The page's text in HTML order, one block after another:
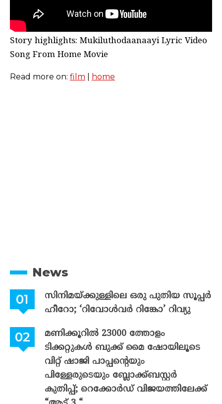
Story highlights: Mukiluthodaanaayi Lyric Video
Song From Home Movie
Read more on: film home
News
സിനിമയ്ക്കുള്ളിലെ ഒരു പുതിയ സൂപ്പർ
ഹീറോ; ‘റിവോൾവർ റിങ്കോ’ റിവ്യു
മണിക്കൂറിൽ 23000 ത്തോളം
ടിക്കറ്റുകൾ ബുക്ക് മൈ ഷോയിലൂടെ
വിറ്റ് ഷാജി പാപ്പന്റെയും
പിള്ളേരുടെയും ബ്ലോക്ക്ബസ്റ്റർ
കുതിപ്പ്; റെക്കോർഡ് വിജയത്തിലേക്ക്